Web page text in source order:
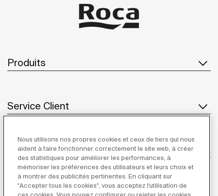
Produits
Service Client
À propos de Roca
Inspiration
Nous utilisons nos propres cookies et ceux de tiers qui nous
aident à faire fonctionner correctement le site web, à créer
des statistiques pour améliorer les performances, à
mémoriser les préférences des utilisateurs et leurs choix et
à montrer des publicités pertinentes. En cliquant sur
"Accepter tous les cookies", vous acceptez l'utilisation de